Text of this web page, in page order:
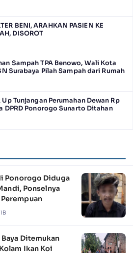
BENI, ARAHKAN PASIEN KE
DISOROT
Sampah TPA Benowo, Wali Kota
Surabaya Pilah Sampah dari Rumah
Tunjangan Perumahan Dewan Rp
DPRD Ponorogo Sunarto Ditahan
Ponorogo Diduga
Ponselnya
Ditemukan
Ikan Koi